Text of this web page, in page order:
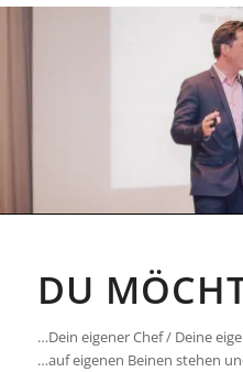
DU
…Dein eigener Chef / Deine
…auf eigenen Beinen stehen